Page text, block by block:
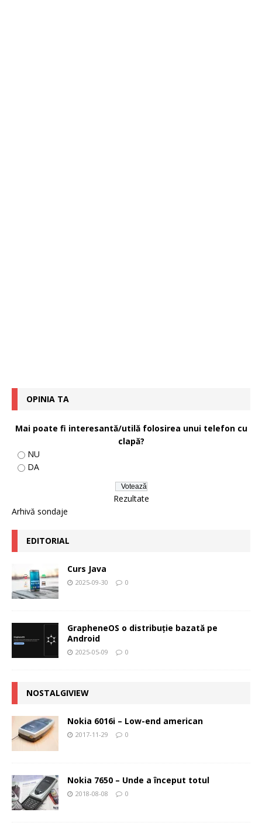
OPINIA TA
Mai poate fi interesantă/utilă folosirea unui telefon cu
clapă?
NU
DA
Rezultate
Arhivă sondaje
EDITORIAL
Curs Java
2025-09-30 0
GrapheneOS o distribuție bazată pe
Android
2025-05-09 0
NOSTALGIVIEW
Nokia 6016i – Low-end american
2017-11-29 0
Nokia 7650 – Unde a început totul
2018-08-08 0